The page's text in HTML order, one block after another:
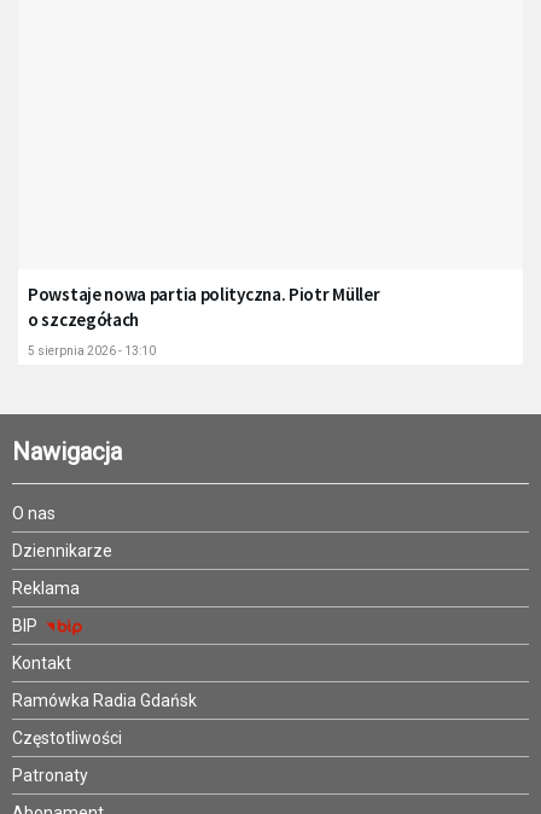
Powstaje nowa partia polityczna. Piotr Müller
o szczegółach
5 sierpnia 2026 - 13:10
Nawigacja
O nas
Dziennikarze
Reklama
BIP
Kontakt
Ramówka Radia Gdańsk
Częstotliwości
Patronaty